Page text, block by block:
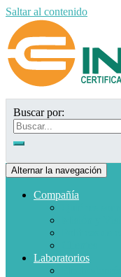
Saltar al contenido
Buscar por:
Alternar la navegación
Compañía
Laboratorios